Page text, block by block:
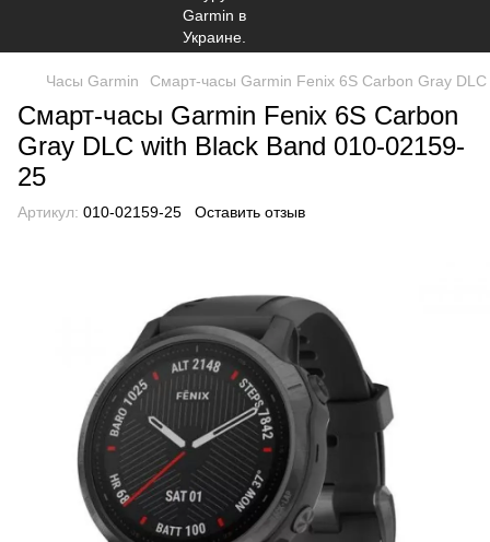
Часы Garmin Смарт-часы Garmin Fenix 6S Carbon Gray
Смарт-часы Garmin Fenix 6S Carbon
Gray DLC with Black Band 010-02159-
25
Артикул: 010-02159-25 Оставить отзыв